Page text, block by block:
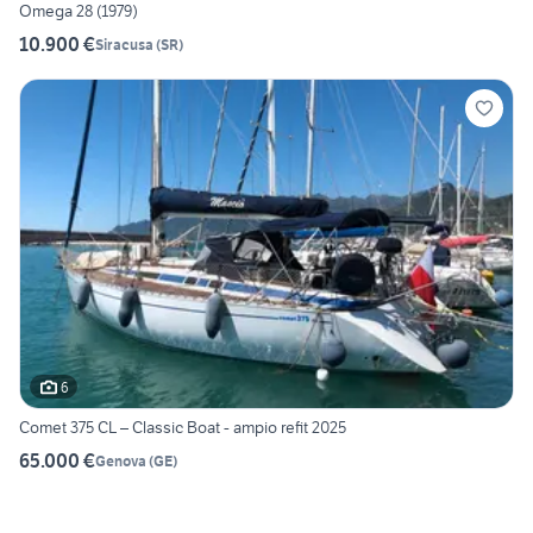
Omega 28 (1979)
10.900 €Siracusa (SR)
6
Comet 375 CL – Classic Boat - ampio refit 2025
65.000 €Genova (GE)